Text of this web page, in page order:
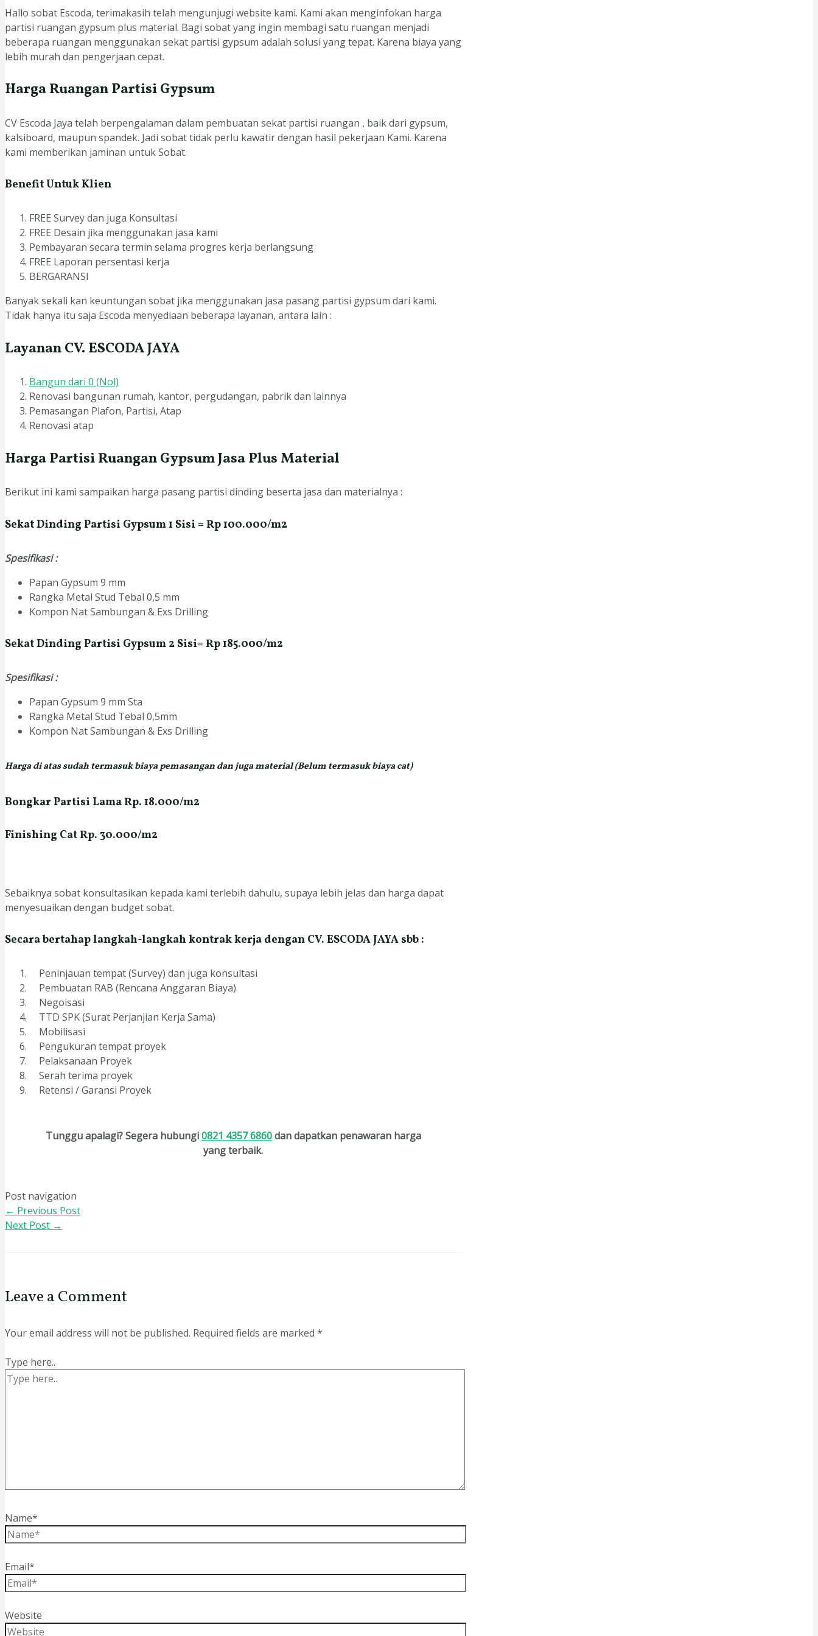
Hallo sobat Escoda, terimakasih telah mengunjugi website kami. Kami akan menginfokan harga
partisi ruangan gypsum plus material. Bagi sobat yang ingin membagi satu ruangan menjadi
beberapa ruangan menggunakan sekat partisi gypsum adalah solusi yang tepat. Karena biaya yang
lebih murah dan pengerjaan cepat.
Harga Ruangan Partisi Gypsum
CV Escoda Jaya telah berpengalaman dalam pembuatan sekat partisi ruangan , baik dari gypsum,
kalsiboard, maupun spandek. Jadi sobat tidak perlu kawatir dengan hasil pekerjaan Kami. Karena
kami memberikan jaminan untuk Sobat.
Benefit Untuk Klien
FREE Survey dan juga Konsultasi
FREE Desain jika menggunakan jasa kami
Pembayaran secara termin selama progres kerja berlangsung
FREE Laporan persentasi kerja
BERGARANSI
Banyak sekali kan keuntungan sobat jika menggunakan jasa pasang partisi gypsum dari kami.
Tidak hanya itu saja Escoda menyediaan beberapa layanan, antara lain :
Layanan CV. ESCODA JAYA
Bangun dari 0 (Nol)
Renovasi bangunan rumah, kantor, pergudangan, pabrik dan lainnya
Pemasangan Plafon, Partisi, Atap
Renovasi atap
Harga Partisi Ruangan Gypsum Jasa Plus Material
Berikut ini kami sampaikan harga pasang partisi dinding beserta jasa dan materialnya :
Sekat Dinding Partisi Gypsum 1 Sisi = Rp 100.000/m2
Spesifikasi :
Papan Gypsum 9 mm
Rangka Metal Stud Tebal 0,5 mm
Kompon Nat Sambungan & Exs Drilling
Sekat Dinding Partisi Gypsum 2 Sisi= Rp 185.000/m2
Spesifikasi :
Papan Gypsum 9 mm Sta
Rangka Metal Stud Tebal 0,5mm
Kompon Nat Sambungan & Exs Drilling
Harga di atas sudah termasuk biaya pemasangan dan juga material (Belum termasuk biaya cat)
Bongkar Partisi Lama Rp. 18.000/m2
Finishing Cat Rp. 30.000/m2
Sebaiknya sobat konsultasikan kepada kami terlebih dahulu, supaya lebih jelas dan harga dapat
menyesuaikan dengan budget sobat.
Secara bertahap langkah-langkah kontrak kerja dengan CV. ESCODA JAYA sbb :
Peninjauan tempat (Survey) dan juga konsultasi
Pembuatan RAB (Rencana Anggaran Biaya)
Negoisasi
TTD SPK (Surat Perjanjian Kerja Sama)
Mobilisasi
Pengukuran tempat proyek
Pelaksanaan Proyek
Serah terima proyek
Retensi / Garansi Proyek
Tunggu apalagi? Segera hubungi0821 4357 6860dan dapatkan penawaran harga
yang terbaik.
Post navigation
← Previous Post
Next Post →
Leave a Comment
Your email address will not be published. Required fields are marked *
Type here..
Name*
Email*
Website